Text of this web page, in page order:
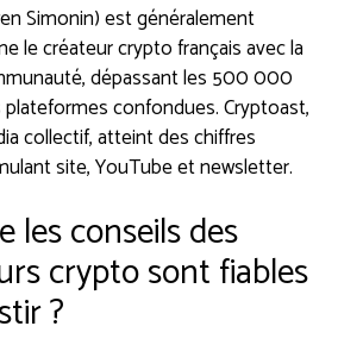
Simonin) est généralement
le créateur crypto français avec la
dépassant les 500 000
confondues. Cryptoast,
collectif, atteint des chiffres
site, YouTube et newsletter.
les conseils des
crypto sont fiables
?